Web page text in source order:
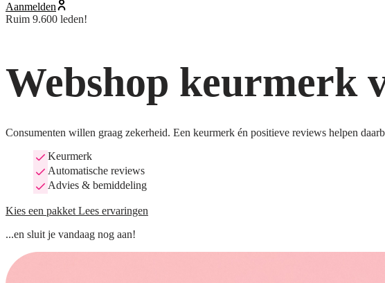
Aanmelden
Ruim 9.600 leden!
Webshop keurmerk
Consumenten willen graag zekerheid. Een keurmerk én positieve reviews helpen
Keurmerk
Automatische reviews
Advies & bemiddeling
Kies een pakket Lees ervaringen
...en sluit je vandaag nog aan!